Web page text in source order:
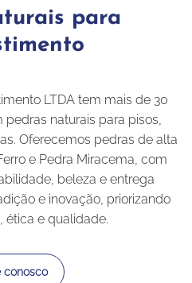
para
LTDA tem mais de 30
naturais para pisos,
Oferecemos pedras de alta
e Pedra Miracema, com
beleza e entrega
e inovação, priorizando
ética e qualidade.
conosco